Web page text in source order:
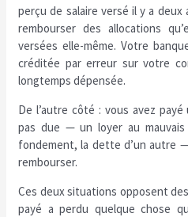
perçu de salaire versé il y a deux
rembourser des allocations
versées elle-même. Votre
créditée par erreur sur votre
longtemps dépensée.
De l’autre côté : vous avez
pas due — un loyer au
fondement, la dette d’un autre
rembourser.
Ces deux situations opposent
payé a perdu quelque chose